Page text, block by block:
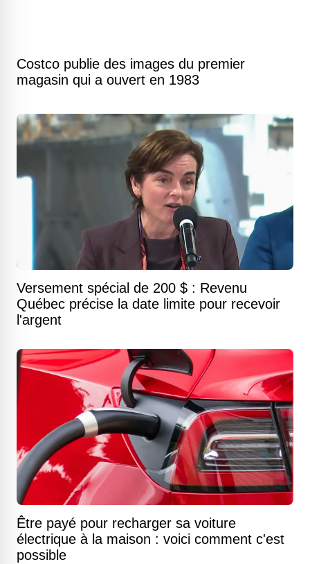
Costco publie des images du premier
magasin qui a ouvert en 1983
Versement spécial de 200 $ : Revenu
Québec précise la date limite pour recevoir
l'argent
Être payé pour recharger sa voiture
électrique à la maison : voici comment c'est
possible